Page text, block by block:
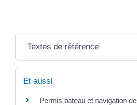
Textes de référence
Et aussi
Permis bateau et navigation